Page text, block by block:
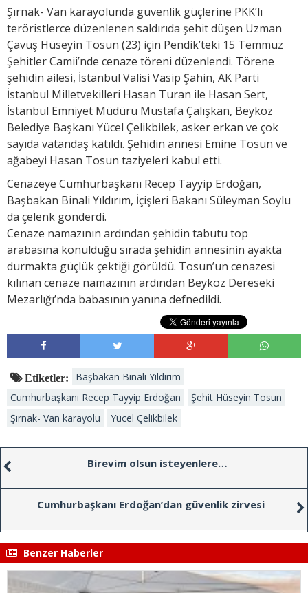
Şırnak- Van karayolunda güvenlik güçlerine PKK’lı
teröristlerce düzenlenen saldırıda şehit düşen Uzman
Çavuş Hüseyin Tosun (23) için Pendik’teki 15 Temmuz
Şehitler Camii’nde cenaze töreni düzenlendi. Törene
şehidin ailesi, İstanbul Valisi Vasip Şahin, AK Parti
İstanbul Milletvekilleri Hasan Turan ile Hasan Sert,
İstanbul Emniyet Müdürü Mustafa Çalışkan, Beykoz
Belediye Başkanı Yücel Çelikbilek, asker erkan ve çok
sayıda vatandaş katıldı. Şehidin annesi Emine Tosun ve
ağabeyi Hasan Tosun taziyeleri kabul etti.
Cenazeye Cumhurbaşkanı Recep Tayyip Erdoğan,
Başbakan Binali Yıldırım, İçişleri Bakanı Süleyman Soylu
da çelenk gönderdi.
Cenaze namazının ardından şehidin tabutu top
arabasına konulduğu sırada şehidin annesinin ayakta
durmakta güçlük çektiği görüldü. Tosun’un cenazesi
kılınan cenaze namazının ardından Beykoz Dereseki
Mezarlığı’nda babasının yanına defnedildi.
Etiketler:
Başbakan Binali Yıldırım
Cumhurbaşkanı Recep Tayyip Erdoğan
Şehit Hüseyin Tosun
Şırnak- Van karayolu
Yücel Çelikbilek
Birevim olsun isteyenlere…
Cumhurbaşkanı Erdoğan’dan güvenlik zirvesi
Benzer Haberler